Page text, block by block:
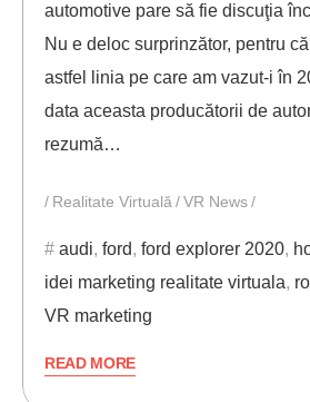
automotive pare să fie discuţia
Nu e deloc surprinzător, pentru
astfel linia pe care am vazut-i în
data aceasta producătorii de
rezumă…
Realitate Virtuală VR News
audi, ford, ford explorer 2020,
idei marketing realitate virtuala,
VR marketing
READ MORE